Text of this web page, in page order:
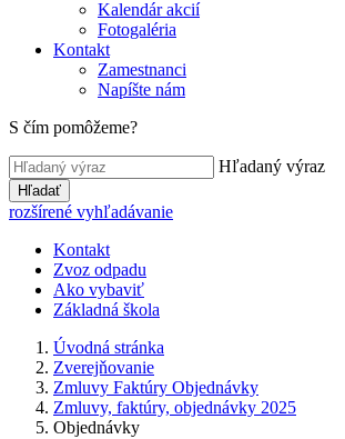
Kalendár akcií
Fotogaléria
Kontakt
Zamestnanci
Napíšte nám
S čím pomôžeme?
Hľadaný výraz
Hľadať
rozšírené vyhľadávanie
Kontakt
Zvoz odpadu
Ako vybaviť
Základná škola
Úvodná stránka
Zverejňovanie
Zmluvy Faktúry Objednávky
Zmluvy, faktúry, objednávky 2025
Objednávky